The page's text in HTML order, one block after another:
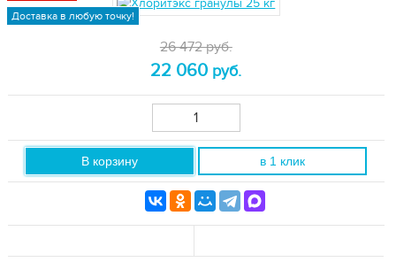
Доставка в любую точку!
26 472 руб.
22 060 руб.
В корзину в 1 клик